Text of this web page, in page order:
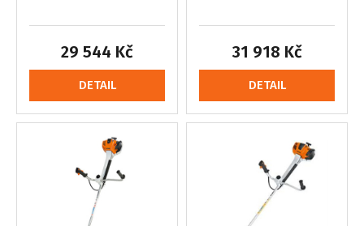
29 544 Kč
DETAIL
31 918 Kč
DETAIL